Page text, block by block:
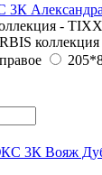
- TIXX